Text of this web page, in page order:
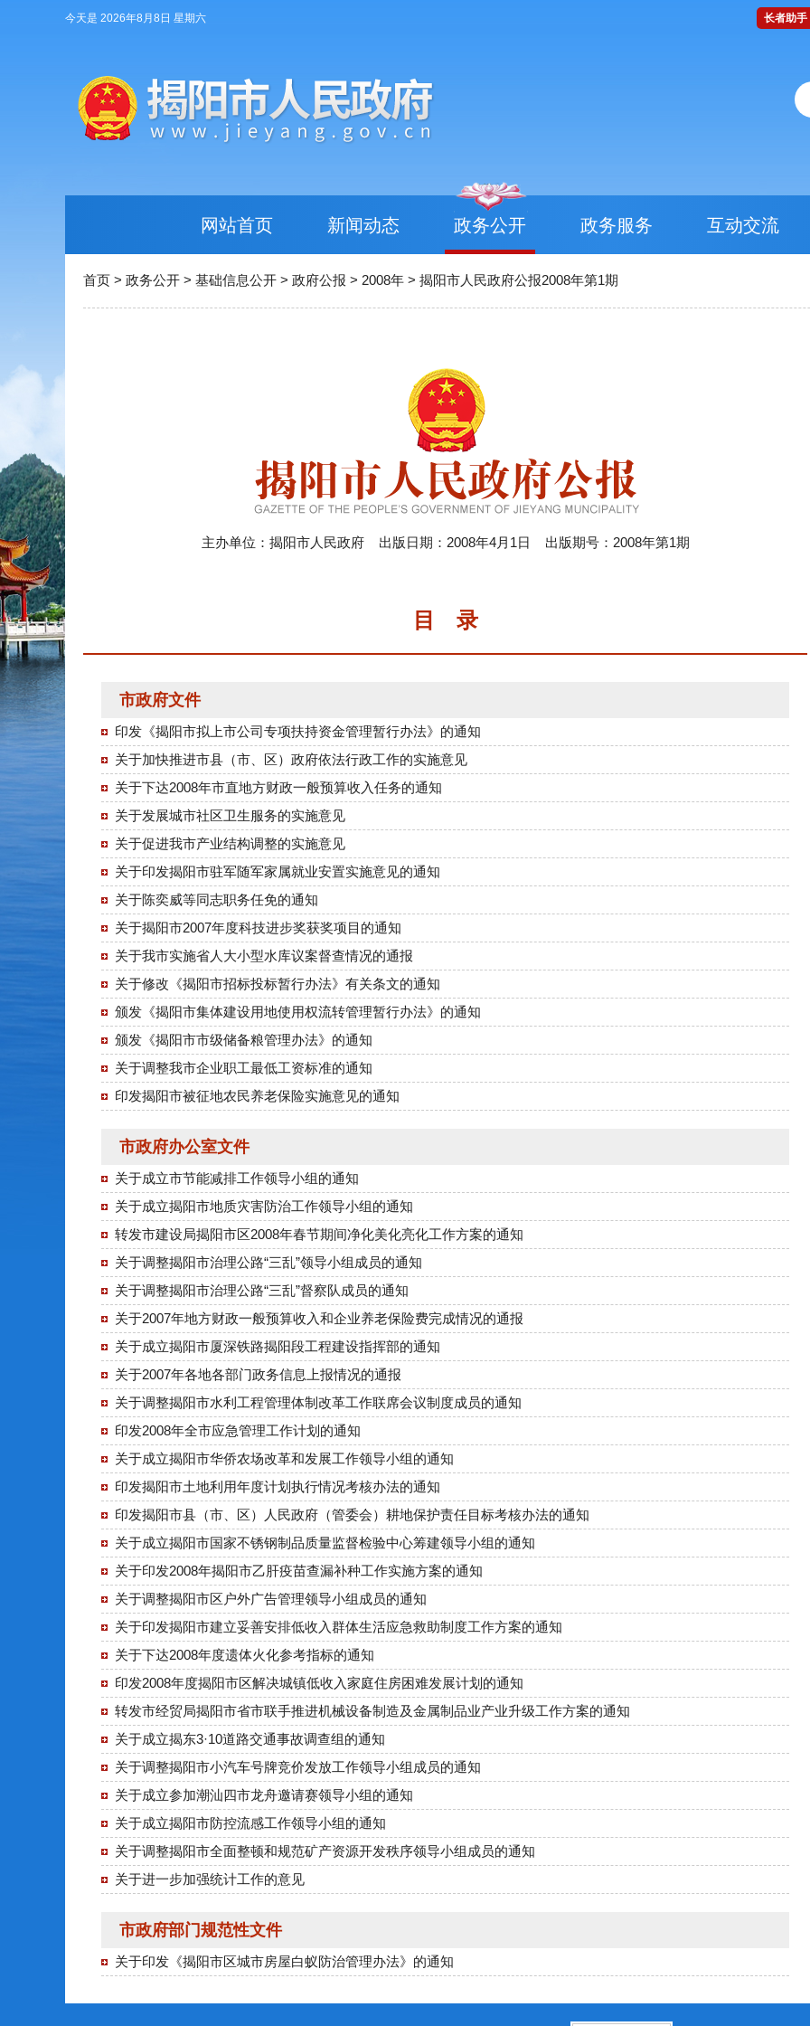
今天是 2026年8月8日 星期六 长者助手
网站首页 新闻动态 政务公开 政务服务 互动交流
首页 > 政务公开 > 基础信息公开 > 政府公报 > 2008年 > 揭阳市人民政府公报2008年第1期
主办单位：揭阳市人民政府 出版日期：2008年4月1日 出版期号：2008年第1期
目 录
市政府文件
印发《揭阳市拟上市公司专项扶持资金管理暂行办法》的通知
关于加快推进市县（市、区）政府依法行政工作的实施意见
关于下达2008年市直地方财政一般预算收入任务的通知
关于发展城市社区卫生服务的实施意见
关于促进我市产业结构调整的实施意见
关于印发揭阳市驻军随军家属就业安置实施意见的通知
关于陈奕威等同志职务任免的通知
关于揭阳市2007年度科技进步奖获奖项目的通知
关于我市实施省人大小型水库议案督查情况的通报
关于修改《揭阳市招标投标暂行办法》有关条文的通知
颁发《揭阳市集体建设用地使用权流转管理暂行办法》的通知
颁发《揭阳市市级储备粮管理办法》的通知
关于调整我市企业职工最低工资标准的通知
印发揭阳市被征地农民养老保险实施意见的通知
市政府办公室文件
关于成立市节能减排工作领导小组的通知
关于成立揭阳市地质灾害防治工作领导小组的通知
转发市建设局揭阳市区2008年春节期间净化美化亮化工作方案的通知
关于调整揭阳市治理公路“三乱”领导小组成员的通知
关于调整揭阳市治理公路“三乱”督察队成员的通知
关于2007年地方财政一般预算收入和企业养老保险费完成情况的通报
关于成立揭阳市厦深铁路揭阳段工程建设指挥部的通知
关于2007年各地各部门政务信息上报情况的通报
关于调整揭阳市水利工程管理体制改革工作联席会议制度成员的通知
印发2008年全市应急管理工作计划的通知
关于成立揭阳市华侨农场改革和发展工作领导小组的通知
印发揭阳市土地利用年度计划执行情况考核办法的通知
印发揭阳市县（市、区）人民政府（管委会）耕地保护责任目标考核办法的通知
关于成立揭阳市国家不锈钢制品质量监督检验中心筹建领导小组的通知
关于印发2008年揭阳市乙肝疫苗查漏补种工作实施方案的通知
关于调整揭阳市区户外广告管理领导小组成员的通知
关于印发揭阳市建立妥善安排低收入群体生活应急救助制度工作方案的通知
关于下达2008年度遗体火化参考指标的通知
印发2008年度揭阳市区解决城镇低收入家庭住房困难发展计划的通知
转发市经贸局揭阳市省市联手推进机械设备制造及金属制品业产业升级工作方案的通知
关于成立揭东3·10道路交通事故调查组的通知
关于调整揭阳市小汽车号牌竞价发放工作领导小组成员的通知
关于成立参加潮汕四市龙舟邀请赛领导小组的通知
关于成立揭阳市防控流感工作领导小组的通知
关于调整揭阳市全面整顿和规范矿产资源开发秩序领导小组成员的通知
关于进一步加强统计工作的意见
市政府部门规范性文件
关于印发《揭阳市区城市房屋白蚁防治管理办法》的通知